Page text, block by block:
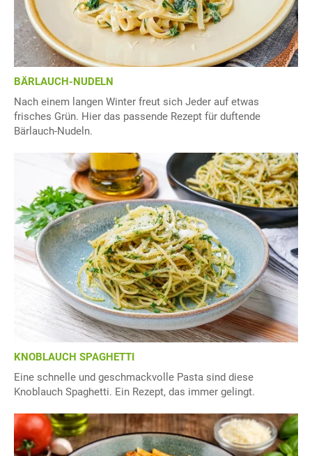
BÄRLAUCH-NUDELN
Nach einem langen Winter freut sich Jeder auf etwas
frisches Grün. Hier das passende Rezept für duftende
Bärlauch-Nudeln.
KNOBLAUCH SPAGHETTI
Eine schnelle und geschmackvolle Pasta sind diese
Knoblauch Spaghetti. Ein Rezept, das immer gelingt.